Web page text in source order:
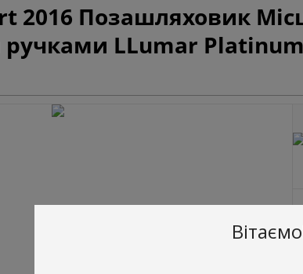
2016 Позашляховик
LLumar Platinum